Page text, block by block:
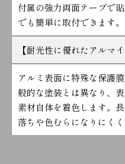
付属の強力両面テープで
でも簡単に取付できます。
【耐光性に優れたアルマイ
アルミ表面に特殊な保護
般的な塗装とは異なり、
素材自体を着色します。
落ちや色むらになりにく